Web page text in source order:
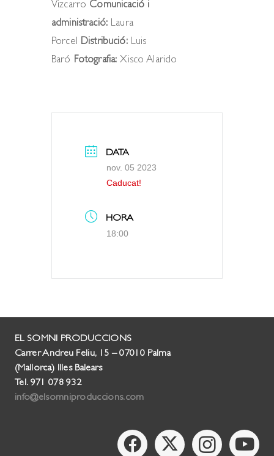
Vizcarro Comunicació i
administració:Laura
Porcel Distribució:Luis
Baró Fotografia: Xisco Alarido
DATA
nov. 05 2023
Caducat!
HORA
18:00
EL SOMNI PRODUCCIONS
Carrer Andreu Feliu, 15 – 07010 Palma
(Mallorca) Illes Balears
Tel. 971 078 932
info@elsomniproduccions.com